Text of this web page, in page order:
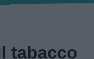
tabacco